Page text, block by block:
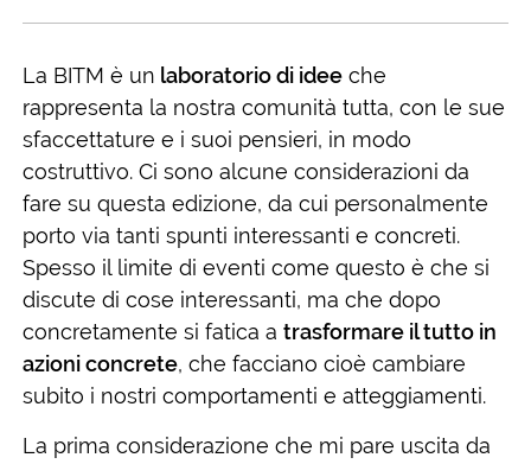
La BITM è un laboratorio di ideeche
rappresenta la nostra comunità tutta, con le sue
sfaccettature e i suoi pensieri, in modo
costruttivo. Ci sono alcune considerazioni da
fare su questa edizione, da cui personalmente
porto via tanti spunti interessanti e concreti.
Spesso il limite di eventi come questo è che si
discute di cose interessanti, ma che dopo
concretamente si fatica a trasformare il tutto in
azioni concrete, che facciano cioè cambiare
subito i nostri comportamenti e atteggiamenti.
La prima considerazione che mi pare uscita da